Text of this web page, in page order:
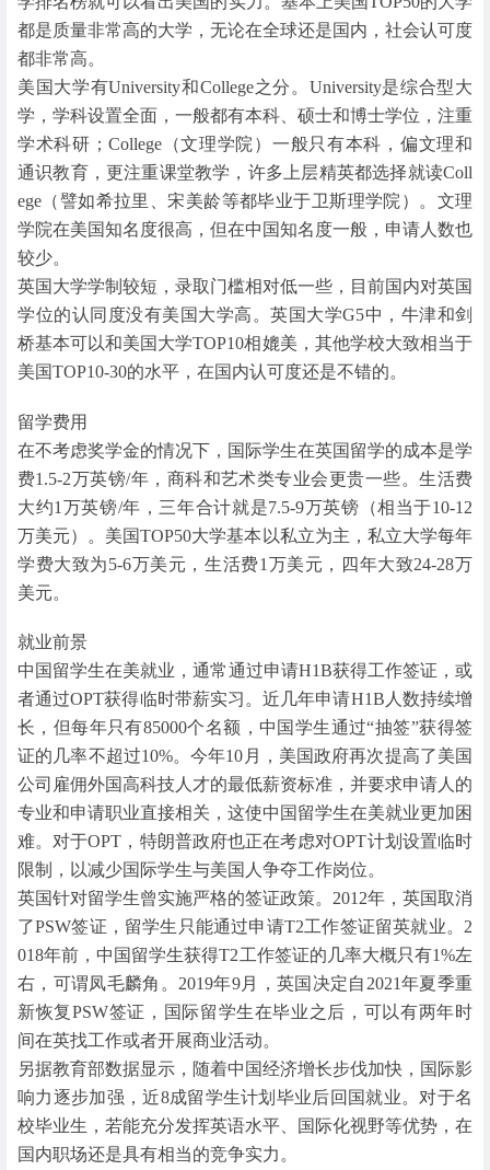
都是质量非常高的大学，无论在全球还是国内，社会认可度
都非常高。
美国大学有University和College之分。University是综合型大
学，学科设置全面，一般都有本科、硕士和博士学位，注重
学术科研；College（文理学院）一般只有本科，偏文理和
通识教育，更注重课堂教学，许多上层精英都选择就读Coll
ege（譬如希拉里、宋美龄等都毕业于卫斯理学院）。文理
学院在美国知名度很高，但在中国知名度一般，申请人数也
较少。
英国大学学制较短，录取门槛相对低一些，目前国内对英国
学位的认同度没有美国大学高。英国大学G5中，牛津和剑
桥基本可以和美国大学TOP10相媲美，其他学校大致相当于
美国TOP10-30的水平，在国内认可度还是不错的。
留学费用
在不考虑奖学金的情况下，国际学生在英国留学的成本是学
费1.5-2万英镑/年，商科和艺术类专业会更贵一些。生活费
大约1万英镑/年，三年合计就是7.5-9万英镑（相当于10-12
万美元）。美国TOP50大学基本以私立为主，私立大学每年
学费大致为5-6万美元，生活费1万美元，四年大致24-28万
美元。
就业前景
中国留学生在美就业，通常通过申请H1B获得工作签证，或
者通过OPT获得临时带薪实习。近几年申请H1B人数持续增
长，但每年只有85000个名额，中国学生通过“抽签”获得签
证的几率不超过10%。今年10月，美国政府再次提高了美国
公司雇佣外国高科技人才的最低薪资标准，并要求申请人的
专业和申请职业直接相关，这使中国留学生在美就业更加困
难。对于OPT，特朗普政府也正在考虑对OPT计划设置临时
限制，以减少国际学生与美国人争夺工作岗位。
英国针对留学生曾实施严格的签证政策。2012年，英国取消
了PSW签证，留学生只能通过申请T2工作签证留英就业。2
018年前，中国留学生获得T2工作签证的几率大概只有1%左
右，可谓凤毛麟角。2019年9月，英国决定自2021年夏季重
新恢复PSW签证，国际留学生在毕业之后，可以有两年时
间在英找工作或者开展商业活动。
另据教育部数据显示，随着中国经济增长步伐加快，国际影
响力逐步加强，近8成留学生计划毕业后回国就业。对于名
校毕业生，若能充分发挥英语水平、国际化视野等优势，在
国内职场还是具有相当的竞争实力。